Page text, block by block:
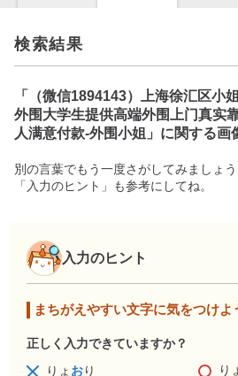
を
調
べ
よ
う
検索結果
「
（微信1894143）上海徐汇区小
外围大学生提供高端外围上门真实
人满意付款-外围小姐 」に関する画
別の言葉でもう一度さがしてみましょう
「入力のヒント」も参考にしてね。
入力のヒント
まちがえやすい文字に気をつけよ
正しく入力できていますか？
りょ おり り